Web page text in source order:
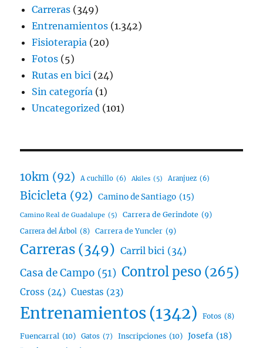
Carreras (349)
Entrenamientos (1.342)
Fisioterapia (20)
Fotos (5)
Rutas en bici (24)
Sin categoría (1)
Uncategorized (101)
10km (92) A cuchillo (6) Akiles (5) Aranjuez (6)
Bicicleta (92) Camino de Santiago (15)
Camino Real de Guadalupe (5) Carrera de Gerindote (9)
Carrera del Árbol (8) Carrera de Yuncler (9)
Carreras (349) Carril bici (34)
Casa de Campo (51) Control peso (265)
Cross (24) Cuestas (23)
Entrenamientos(1342) Fotos (8)
Fuencarral (10) Gatos (7) Inscripciones (10) Josefa (18)